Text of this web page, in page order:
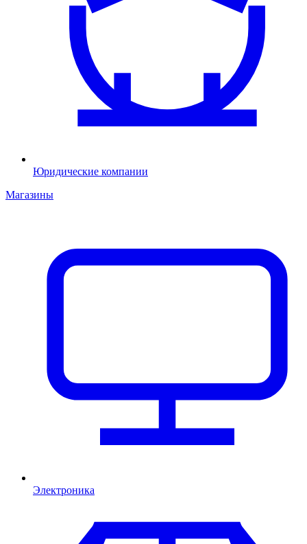
Юридические компании
Магазины
Электроника